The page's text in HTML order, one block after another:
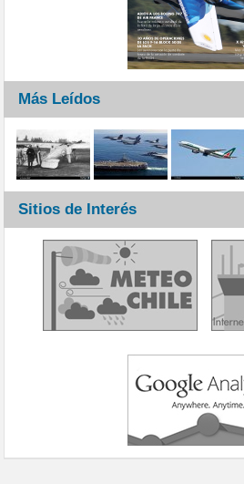
Más Leídos
Sitios de Interés